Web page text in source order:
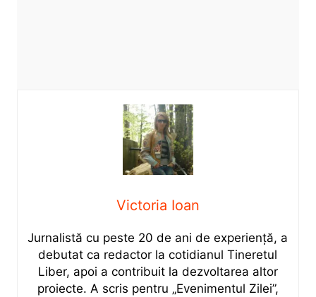
Victoria Ioan
Jurnalistă cu peste 20 de ani de experiență, a
debutat ca redactor la cotidianul Tineretul
Liber, apoi a contribuit la dezvoltarea altor
proiecte. A scris pentru „Evenimentul Zilei”,